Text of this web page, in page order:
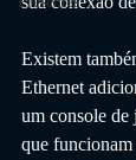
Existem
Ethernet
um console
que